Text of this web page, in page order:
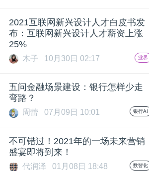
搞
机
2021互联网新兴设计人才白皮书发
布：互联网新兴设计人才薪资上涨
25%
木子 10月30日 02:17 业界
五问金融场景建设：银行怎样少走
弯路？
周蕾 07月09日 10:01 银行AI
不可错过！2021年的一场未来营销
盛宴即将到来！
代润泽 01月08日 18:48 数智化